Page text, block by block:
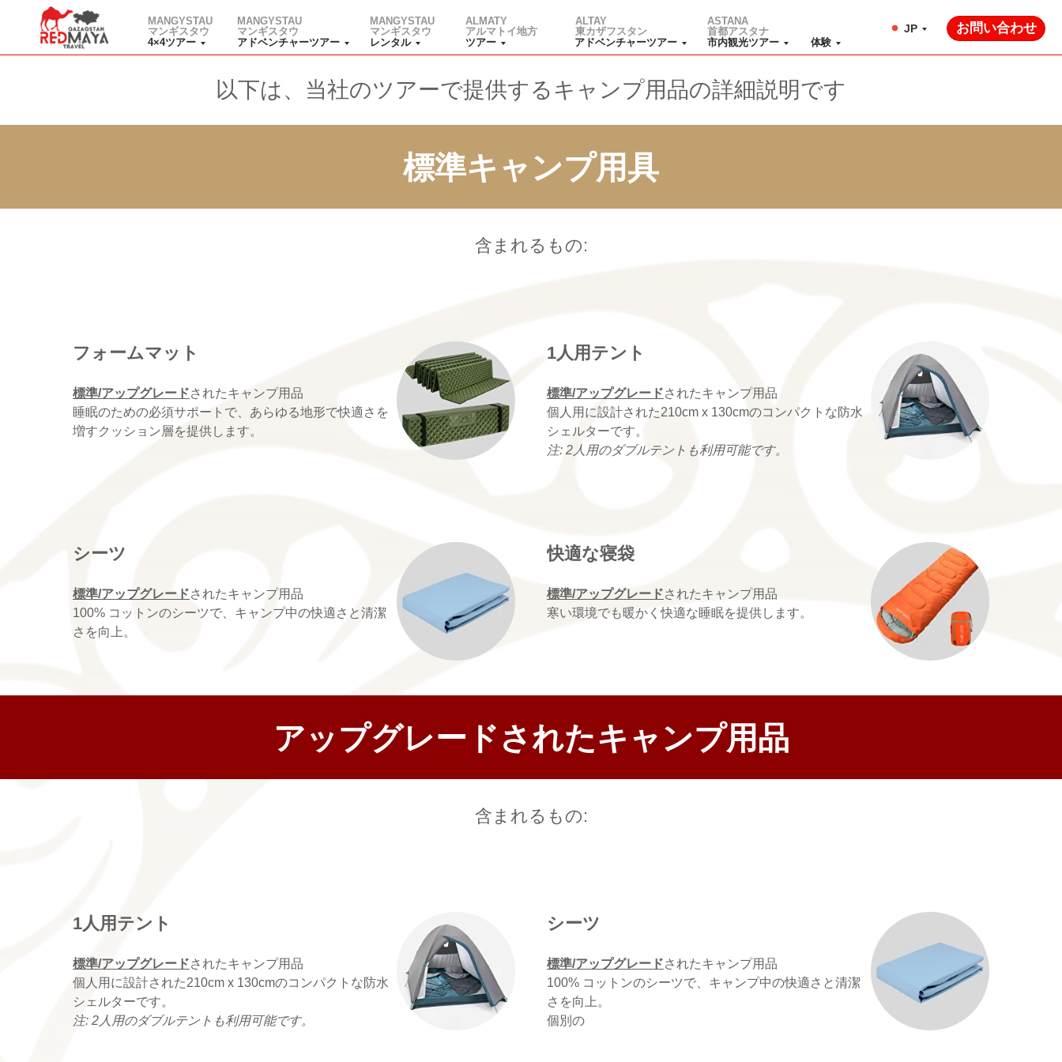
お問い合わせ
4×4ツアー
MANGYSTAU
マンギスタウ
MANGYSTAU
マンギスタウ
MANGYSTAU
マンギスタウ
アドベンチャーツアー
レンタル
ALTAY
東カザフスタン
アドベンチャーツアー
ASTANA
首都アスタナ
市内観光ツアー
体験
ALMATY
アルマトイ地方
ツアー
JP
以下は、当社のツアーで提供するキャンプ用品の詳細説明です
標準キャンプ用具
含まれるもの:
フォームマット
標準/アップグレードされたキャンプ用品
睡眠のための必須サポートで、あらゆる地形で快適さを
増すクッション層を提供します。
1人用テント
標準/アップグレードされたキャンプ用品
個人用に設計された210cm x 130cmのコンパクトな防水
シェルターです。
注: 2人用のダブルテントも利用可能です。
シーツ
標準/アップグレードされたキャンプ用品
100% コットンのシーツで、キャンプ中の快適さと清潔
さを向上。
快適な寝袋
標準/アップグレードされたキャンプ用品
寒い環境でも暖かく快適な睡眠を提供します。
アップグレードされたキャンプ用品
含まれるもの:
1人用テント
標準/アップグレードされたキャンプ用品
個人用に設計された210cm x 130cmのコンパクトな防水
シェルターです。
注: 2人用のダブルテントも利用可能です。
シーツ
標準/アップグレードされたキャンプ用品
100% コットンのシーツで、キャンプ中の快適さと清潔
さを向上。
個別の